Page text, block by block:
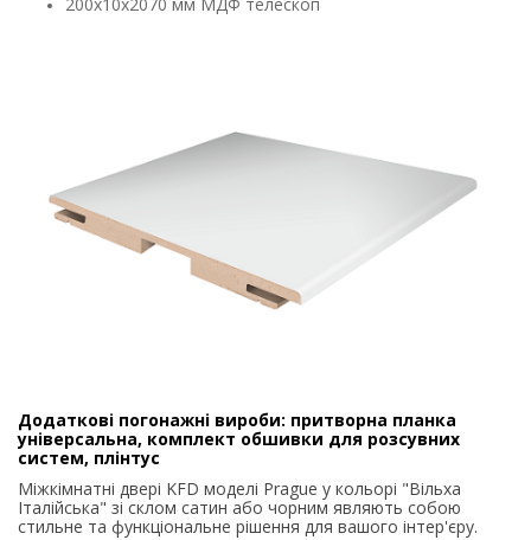
Додаткові погонажні вироби: притворна планка
універсальна, комплект обшивки для розсувних
систем, плінтус
Міжкімнатні двері KFD моделі Prague у кольорі "Вільха
Італійська" зі склом сатин або чорним являють собою
стильне та функціональне рішення для вашого інтер'єру.